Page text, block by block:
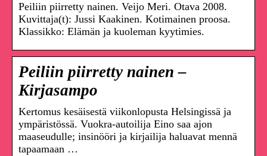
Peiliin piirretty nainen. Veijo Meri. Otava 2008.
Kuvittaja(t): Jussi Kaakinen. Kotimainen proosa.
Klassikko: Elämän ja kuoleman kyytimies.
Peiliin piirretty nainen –
Kirjasampo
Kertomus kesäisestä viikonlopusta Helsingissä ja
ympäristössä. Vuokra-autoilija Eino saa ajon
maaseudulle; insinööri ja kirjailija haluavat mennä
tapaamaan …